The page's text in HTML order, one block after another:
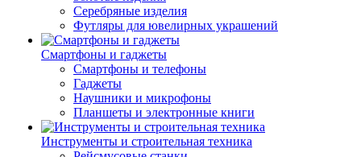
Серебряные изделия
Футляры для ювелирных украшений
Смартфоны и гаджеты
Смартфоны и телефоны
Гаджеты
Наушники и микрофоны
Планшеты и электронные книги
Инструменты и строительная техника